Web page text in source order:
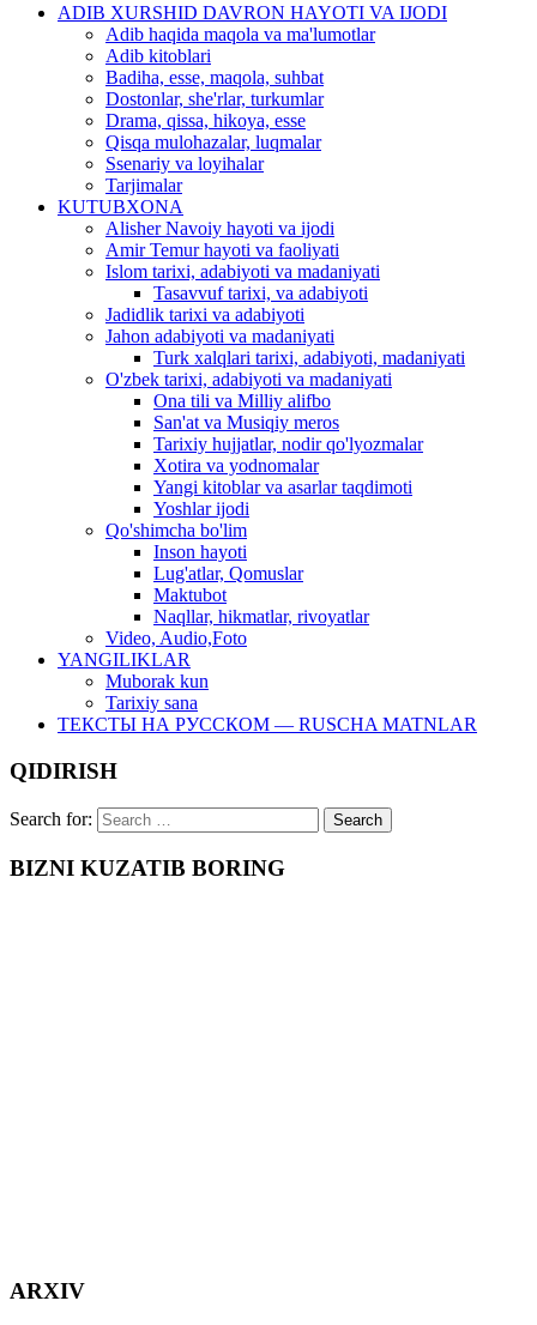
ADIB XURSHID DAVRON HAYOTI VA IJODI
Adib haqida maqola va ma'lumotlar
Adib kitoblari
Badiha, esse, maqola, suhbat
Dostonlar, she'rlar, turkumlar
Drama, qissa, hikoya, esse
Qisqa mulohazalar, luqmalar
Ssenariy va loyihalar
Tarjimalar
KUTUBXONA
Alisher Navoiy hayoti va ijodi
Amir Temur hayoti va faoliyati
Islom tarixi, adabiyoti va madaniyati
Tasavvuf tarixi, va adabiyoti
Jadidlik tarixi va adabiyoti
Jahon adabiyoti va madaniyati
Turk xalqlari tarixi, adabiyoti, madaniyati
O'zbek tarixi, adabiyoti va madaniyati
Ona tili va Milliy alifbo
San'at va Musiqiy meros
Tarixiy hujjatlar, nodir qo'lyozmalar
Xotira va yodnomalar
Yangi kitoblar va asarlar taqdimoti
Yoshlar ijodi
Qo'shimcha bo'lim
Inson hayoti
Lug'atlar, Qomuslar
Maktubot
Naqllar, hikmatlar, rivoyatlar
Video, Audio,Foto
YANGILIKLAR
Muborak kun
Tarixiy sana
ТЕКСТЫ НА РУССКОМ — RUSCHA MATNLAR
QIDIRISH
Search for:
BIZNI KUZATIB BORING
ARXIV